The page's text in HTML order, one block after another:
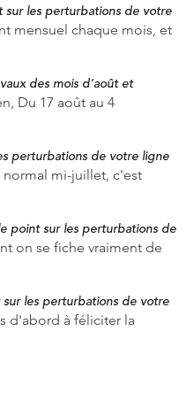
sur les perturbations de votre
mensuel chaque mois, et
des mois d’août et
Du 17 août au 4
perturbations de votre ligne
normal mi-juillet, c'est
point sur les perturbations de
on se fiche vraiment de
les perturbations de votre
d'abord à féliciter la